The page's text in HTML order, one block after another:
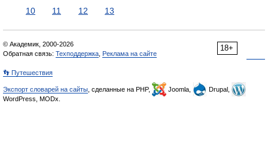
10
11 12 13
18+
© Академик, 2000-2026
Обратная связь: Техподдержка Реклама на сайте
👣 Путешествия
Экспорт словарей на сайты , сделанные на PHP, Joomla,
Drupal,
WordPress, MODx.